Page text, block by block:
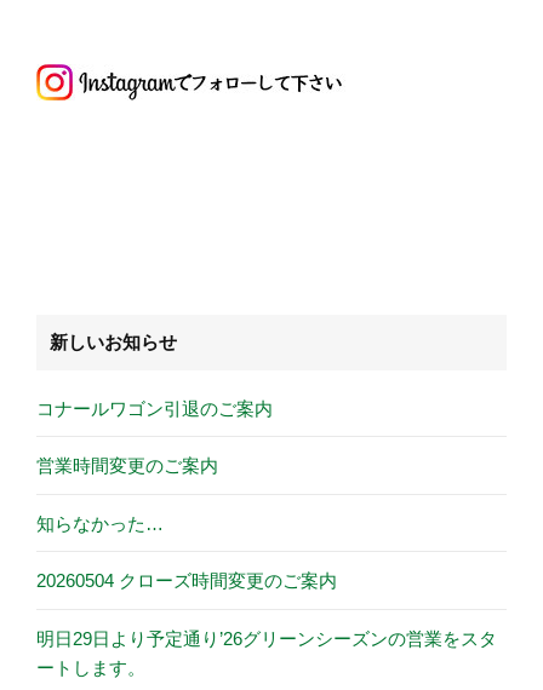
新しいお知らせ
コナールワゴン引退のご案内
営業時間変更のご案内
知らなかった…
20260504 クローズ時間変更のご案内
明日29日より予定通り’26グリーンシーズンの営業をスタ
ートします。